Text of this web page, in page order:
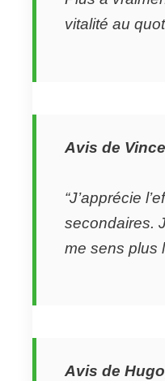
vitalité au
Avis de
“J’apprécie
secondaires.
me sens plus
Avis de